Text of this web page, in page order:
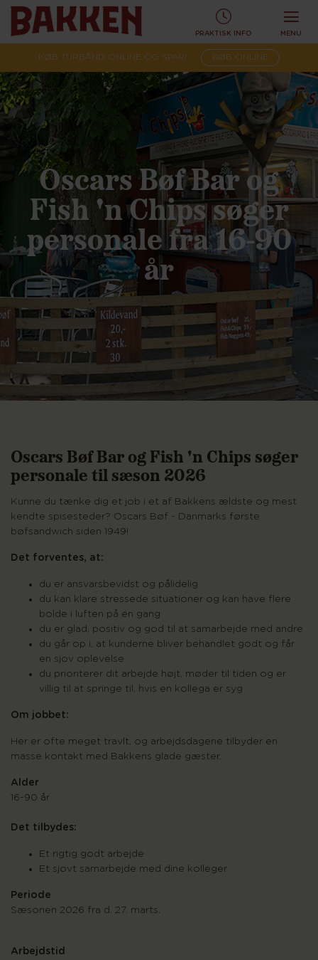
Oscars Bøf Bar og
Fish 'n Chips søger
personale fra 16-90
år
Oscars Bøf Bar og Fish 'n Chips søger
personale til sæson 2026
Kunne du tænke dig et job i et af Bakkens ældste og mest
kendte spisesteder? Oscars Bøf - Danmarks første
bøfsandwich siden 1949!
Det forventes, at:
du er ansvarsbevidst og pålidelig
du kan klare stressede situationer og kan have flere
bolde i luften på én gang
du er glad, positiv og god til at samarbejde med andre
du går op i, at kunderne bliver behandlet godt og får
en sjov oplevelse
du prioriterer dit arbejde højt, møder til tiden og er
villig til at springe til, hvis en kollega er syg
Om jobbet:
Her er ofte meget travlt, og arbejdsdagene tilbyder en
masse kontakt med Bakkens glade gæster.
Alder
16-90 år
Det tilbydes:
Et rigtig godt arbejde
Et sjovt samarbejde med dine kolleger
Periode
Sæsonen 2026 fra d. 27. marts.
Arbejdstid
PRAKTISK INFO MENU
KØB TURBÅND ONLINE OG SPAR! KØB ONLINE